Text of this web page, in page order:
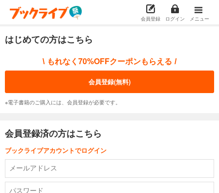
会員登録 ログイン メニュー
はじめての方はこちら
\ もれなく70%OFFクーポンもらえる /
会員登録(無料)
※電子書籍のご購入には、会員登録が必要です。
会員登録済の方はこちら
ブックライブアカウントでログイン